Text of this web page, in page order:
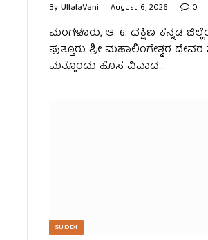
ByUllalaVani August 6, 2026 0
ಮಂಗಳೂರು, ಆ. 6: ದಕ್ಷಿಣ ಕನ್ನಡ
ಪುತ್ತೂರು ಶ್ರೀ ಮಹಾಲಿಂಗೇಶ್ವರ
ಮತ್ತೊಂದು ಹೊಸ ವಿವಾದ…
SUDDI